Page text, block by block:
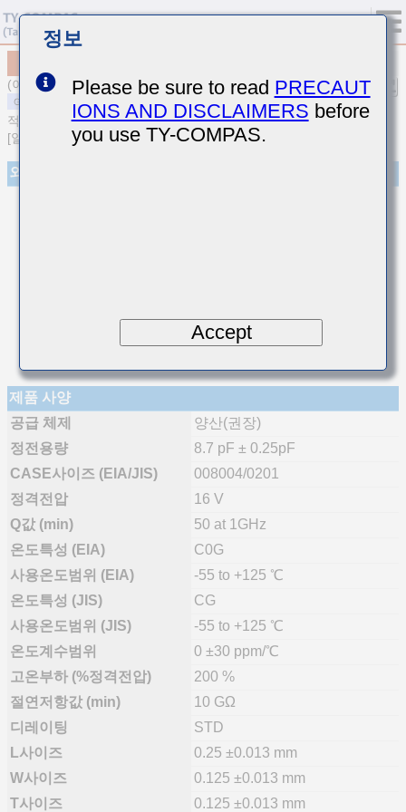
(이전품번 EVS021CG8R7CK-W)
적층 세라믹 커패시터
[일반용 고주파 / 저손실 적층 세라믹 커패시터]
외관
제품 사양
공급 체제
양산(권장)
정전용량
8.7 pF ± 0.25pF
CASE사이즈 (EIA/JIS)
008004/0201
정격전압
16 V
Q값 (min)
50 at 1GHz
온도특성 (EIA)
C0G
사용온도범위 (EIA)
-55 to +125 ℃
온도특성 (JIS)
CG
사용온도범위 (JIS)
-55 to +125 ℃
온도계수범위
0 ±30 ppm/℃
고온부하 (%정격전압)
200 %
절연저항값 (min)
10 GΩ
디레이팅
STD
L사이즈
0.25 ±0.013 mm
W사이즈
0.125 ±0.013 mm
T사이즈
0.125 ±0.013 mm
정보
Please be sure to read PRECAUT
IONS AND DISCLAIMERS before
you use TY-COMPAS.
Accept